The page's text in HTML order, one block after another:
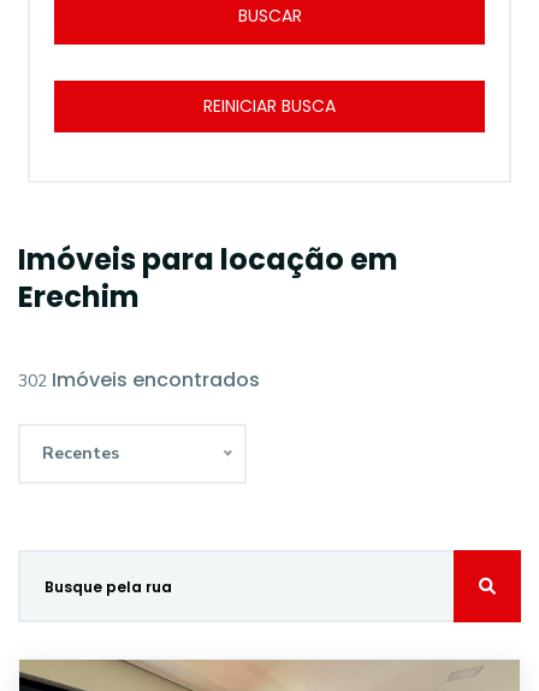
BUSCAR
REINICIAR BUSCA
Imóveis para locação em
Erechim
302 Imóveis encontrados
Recentes